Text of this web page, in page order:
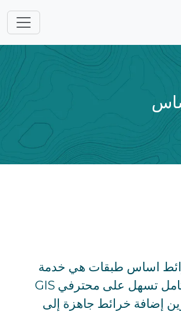
اساس طبقات هي خدمة
مُدارة بالكامل تسهل على محترفي GIS
إضافة خرائط جاهزة إلى